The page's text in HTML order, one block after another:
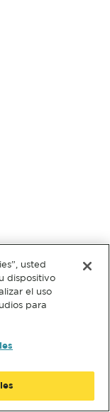
usted
dispositivo
el uso
para